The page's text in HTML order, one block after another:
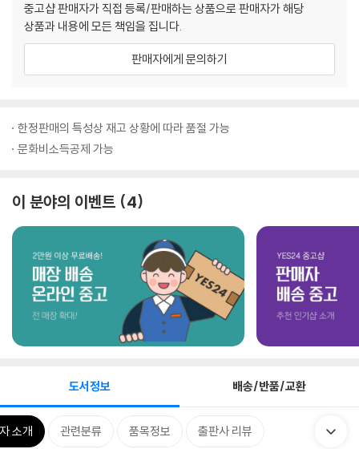
중고샵 판매자가 직접 등록/판매하는 상품으로 판매자가 해당
상품과 내용에 모든 책임을 집니다.
판매자에게 문의하기
한정판매의 특성상 재고 상황에 따라 품절 가능
문화비소득공제 가능
이 분야의 이벤트 4
도서정보 배송/반품/교환
소개 관련분류 품목정보 출판사 리뷰